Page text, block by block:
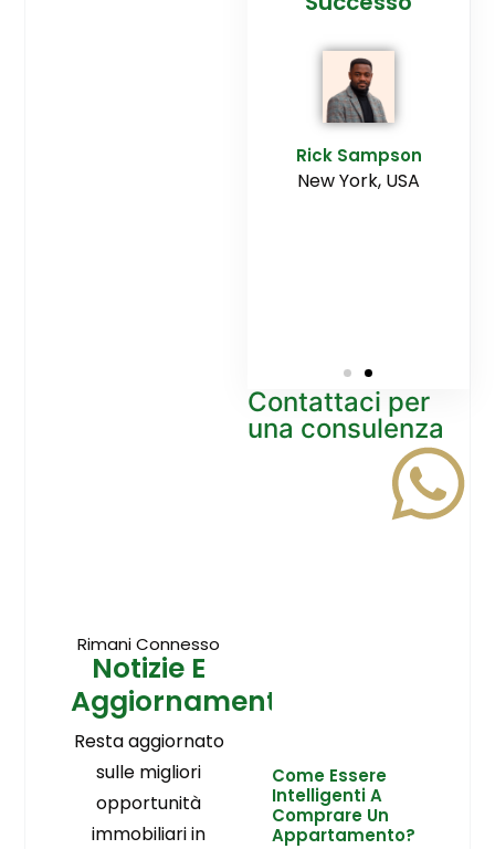
Rick Sampson
New York, USA
Contattaci per
una consulenza
Rimani Connesso
Notizie E
Aggiornamenti
Resta aggiornato
sulle migliori
opportunità
immobiliari in
Come Essere
Intelligenti A
Comprare Un
Appartamento?